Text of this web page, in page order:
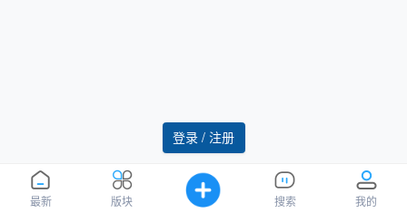
最新 版块 搜索 我的
登录 / 注册